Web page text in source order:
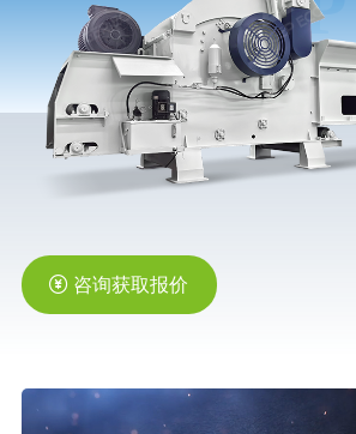
重型锤式破碎机
液压打包机
封闭式破碎系统
橡胶破胶机组
分选分离设备
风选机
磁选机
脉冲除尘器
联系我们
咨询获取报价